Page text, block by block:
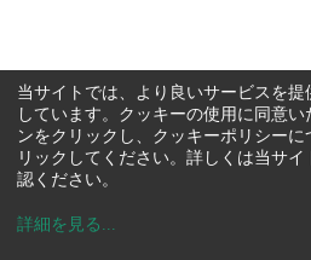
当サイトでは、より良いサービスを
しています。クッキーの使用に同意
ンをクリックし、クッキーポリシー
リックしてください。詳しくは当サイ
認ください。
詳細を見る ...